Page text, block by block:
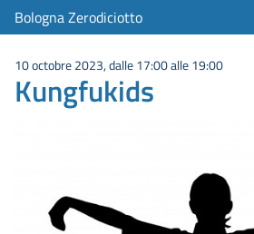
Bologna Zerodiciotto
10 octobre 2023, dalle 17:00 alle 19:00
Kungfukids